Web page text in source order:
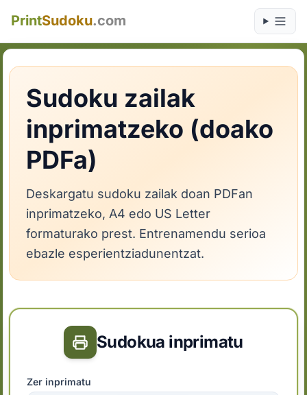
PrintSudoku.com
Sudoku zailak
inprimatzeko (doako
PDFa)
Deskargatu sudoku zailak doan PDFan
inprimatzeko, A4 edo US Letter
formaturako prest. Entrenamendu serioa
ebazle esperientziadunentzat.
Sudokua inprimatu
Zer inprimatu